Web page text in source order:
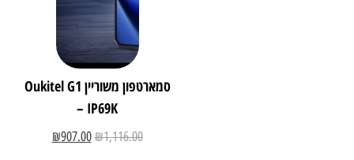
סמארטפון משוריין Oukitel G1
IP69K –
₪1,116.00
₪907.00